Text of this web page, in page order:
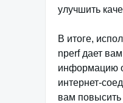
улучшить
В итоге,
nperf дает
информацию
интернет-
вам повысить